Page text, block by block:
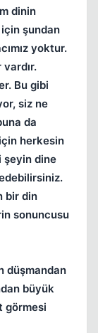
dinin
için şundan
yoktur.
Bu gibi
siz ne
da
herkesin
şeyin dine
bir din
sonuncusu
düşmandan
büyük
görmesi